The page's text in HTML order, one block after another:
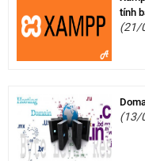
tính
(21/
(13/